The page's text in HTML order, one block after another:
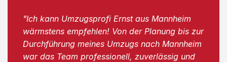
"Ich kann Umzugsprofi Ernst aus Mannheim
wärmstens empfehlen! Von der Planung bis zur
Durchführung meines Umzugs nach Mannheim
war das Team professionell, zuverlässig und